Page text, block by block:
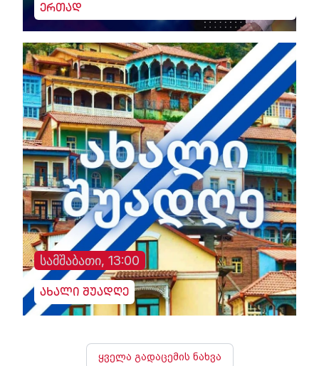
ერთად
სამშაბათი, 13:00
ახალი შუადღე
ყველა გადაცემის ნახვა